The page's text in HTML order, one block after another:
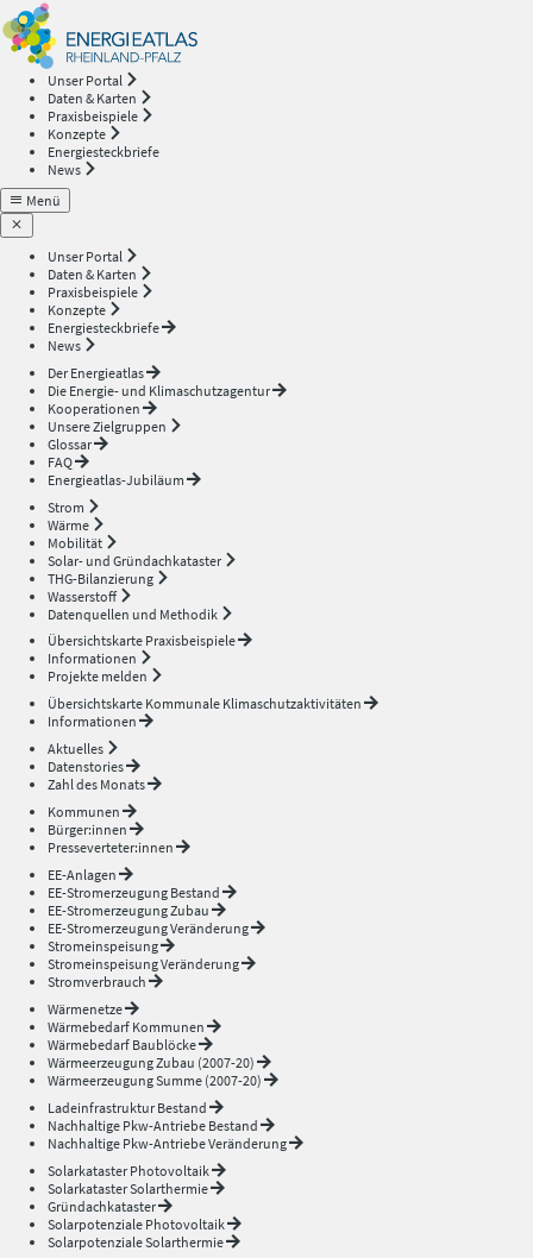
Unser Portal
Daten & Karten
Praxisbeispiele
Konzepte
Energiesteckbriefe
News
Menü
Unser Portal
Daten & Karten
Praxisbeispiele
Konzepte
Energiesteckbriefe
News
Der Energieatlas
Die Energie- und Klimaschutzagentur
Kooperationen
Unsere Zielgruppen
Glossar
FAQ
Energieatlas-Jubiläum
Strom
Wärme
Mobilität
Solar- und Gründachkataster
THG-Bilanzierung
Wasserstoff
Datenquellen und Methodik
Übersichtskarte Praxisbeispiele
Informationen
Projekte melden
Übersichtskarte Kommunale Klimaschutzaktivitäten
Informationen
Aktuelles
Datenstories
Zahl des Monats
Kommunen
Bürger:innen
Presseverteter:innen
EE-Anlagen
EE-Stromerzeugung Bestand
EE-Stromerzeugung Zubau
EE-Stromerzeugung Veränderung
Stromeinspeisung
Stromeinspeisung Veränderung
Stromverbrauch
Wärmenetze
Wärmebedarf Kommunen
Wärmebedarf Baublöcke
Wärmeerzeugung Zubau (2007-20)
Wärmeerzeugung Summe (2007-20)
Ladeinfrastruktur Bestand
Nachhaltige Pkw-Antriebe Bestand
Nachhaltige Pkw-Antriebe Veränderung
Solarkataster Photovoltaik
Solarkataster Solarthermie
Gründachkataster
Solarpotenziale Photovoltaik
Solarpotenziale Solarthermie